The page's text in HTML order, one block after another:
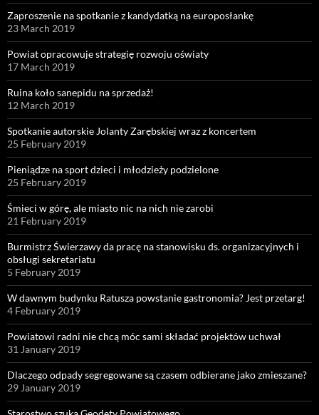
Zaproszenie na spotkanie z kandydatką na europosłankę
23 March 2019
Powiat opracowuje strategię rozwoju oświaty
17 March 2019
Ruina koło sanepidu na sprzedaż!
12 March 2019
Spotkanie autorskie Jolanty Zarębskiej wraz z koncertem
25 February 2019
Pieniądze na sport dzieci i młodzieży podzielone
25 February 2019
Śmieci w górę, ale miasto nic na nich nie zarobi
21 February 2019
Burmistrz Świerzawy da pracę na stanowisku ds. organizacyjnych i
obsługi sekretariatu
5 February 2019
W dawnym budynku Ratusza powstanie gastronomia? Jest przetarg!
4 February 2019
Powiatowi radni nie chcą móc sami składać projektów uchwał
31 January 2019
Dlaczego odpady segregowane są czasem odbierane jako zmieszane?
29 January 2019